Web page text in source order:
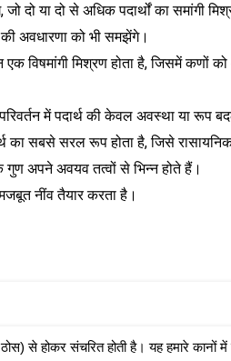
दो या दो से अधिक पदार्थों का समांगी
अवधारणा को भी समझेंगे।
विषमांगी मिश्रण होता है, जिसमें कणों
में पदार्थ की केवल अवस्था या रूप
सबसे सरल रूप होता है, जिसे
अपने अवयव तत्वों से भिन्न होते हैं।
नींव तैयार करता है।
से होकर संचरित होती है। यह हमारे कानों